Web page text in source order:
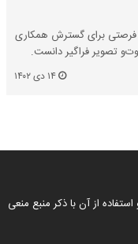
فرصتی برای گسترش همکاری
تصویر فراگیر دانست.
از آن با ذکر منبع منعی